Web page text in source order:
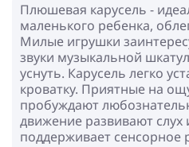
Плюшевая карусель -
маленького ребенка,
Милые игрушки
звуки музыкальной
уснуть. Карусель легко
кроватку. Приятные на
пробуждают
движение развивают слух
поддерживает сенсорное